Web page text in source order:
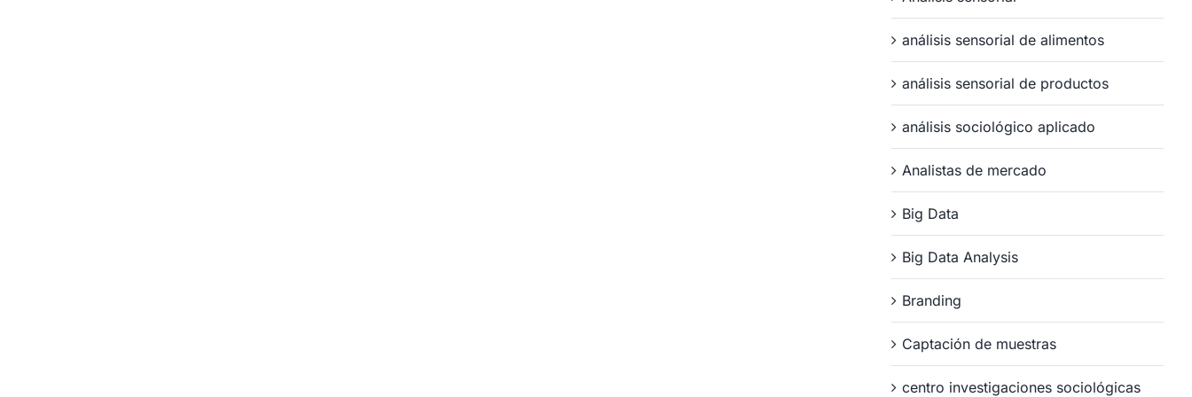
análisis sensorial de alimentos
análisis sensorial de productos
análisis sociológico aplicado
Analistas de mercado
Big Data
Big Data Analysis
Branding
Captación de muestras
centro investigaciones sociológicas